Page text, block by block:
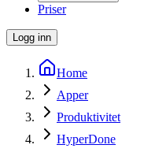
Priser
Logg inn
Home
Apper
Produktivitet
HyperDone